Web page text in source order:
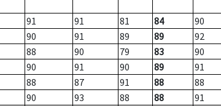
91 91 81 84
90
90 91 89 89
92
88 90 79 83
90
90 91 90 89
91
88 87 91 88
88
90 93 88 88 91